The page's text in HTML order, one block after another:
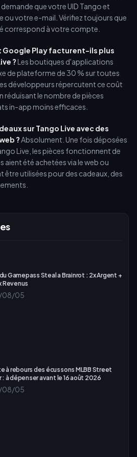
Gamepass Steal a Brainrot : 2x Argent +
Revenus
08/05
à rebours des écussons MLBB Street
: à dépenser avant le 16 août 2026
08/05
que votre UID Tango et
ou votre e-mail. Vérifiez toujours que
correspond à votre compte.
Google Play facturent-ils plus
?Les boutiques d'applications
de plateforme de 30 % sur toutes
développeurs répercutent ce coût
réduisant le nombre de pièces
in-app moins efficaces.
sur Tango Live avec des
?Absolument. Une fois déposées
Live, les pièces fonctionnent de
aient été achetées via le web ou
être utilisées pour des cadeaux, des